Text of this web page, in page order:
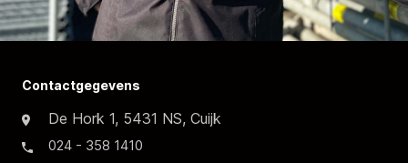
Contactgegevens
De Hork 1, 5431 NS, Cuijk
024 - 358 1410